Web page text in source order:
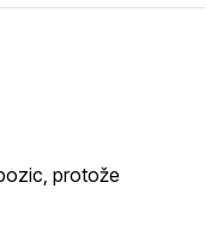
protože